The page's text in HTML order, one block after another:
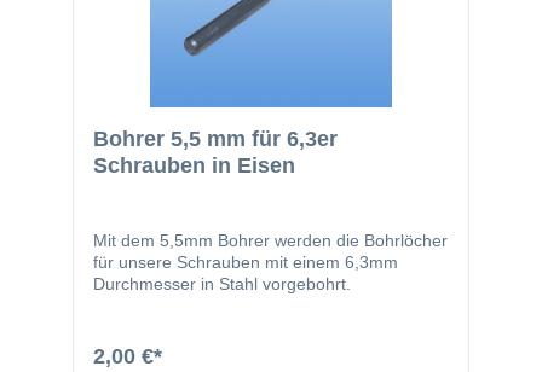
Bohrer 5,5 mm für 6,3er
Schrauben in Eisen
Mit dem 5,5mm Bohrer werden die Bohrlöcher
für unsere Schrauben mit einem 6,3mm
Durchmesser in Stahl vorgebohrt.
2,00 €*